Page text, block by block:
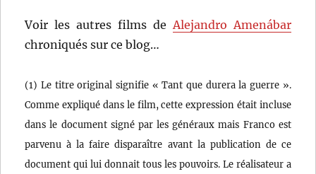
Voir les autres films deAlejandro Amenábar
chroniqués sur ce blog…
(1) Le titre original signifie « Tant que durera la guerre ».
Comme expliqué dans le film, cette expression était incluse
dans le document signé par les généraux mais Franco est
parvenu à la faire disparaître avant la publication de ce
document qui lui donnait tous les pouvoirs. Le réalisateur a